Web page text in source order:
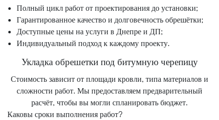
Полный цикл работ от проектирования до установки;
Гарантированное качество и долговечность обрешётки;
Доступные цены на услуги в Днепре и ДП;
Индивидуальный подход к каждому проекту.
Укладка обрешетки под битумную черепицу
Стоимость зависит от площади кровли, типа материалов и
сложности работ. Мы предоставляем предварительный
расчёт, чтобы вы могли спланировать бюджет.
Каковы сроки выполнения работ?